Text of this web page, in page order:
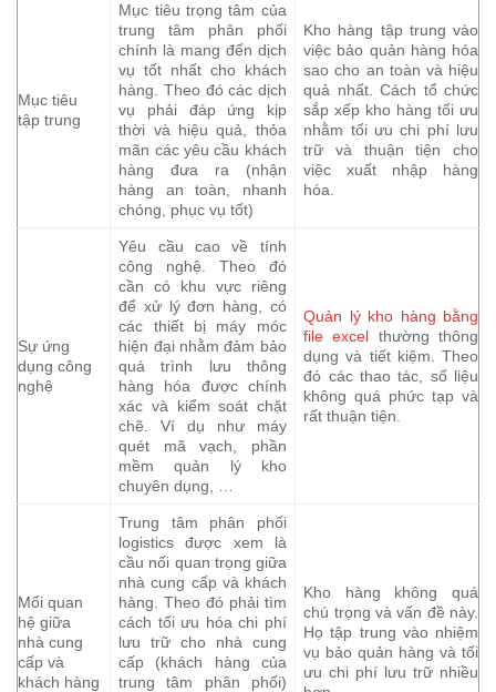
Mục tiêu
tập trung
Mục tiêu trọng tâm của
trung tâm phân phối
chính là mang đến dịch
vụ tốt nhất cho khách
hàng. Theo đó các dịch
vụ phải đáp ứng kịp
thời và hiệu quả, thỏa
mãn các yêu cầu khách
hàng đưa ra (nhận
hàng an toàn, nhanh
chóng, phục vụ tốt)
Kho hàng tập trung vào
việc bảo quản hàng hóa
sao cho an toàn và hiệu
quả nhất. Cách tổ chức
sắp xếp kho hàng tối ưu
nhằm tối ưu chi phí lưu
trữ và thuận tiện cho
việc xuất nhập hàng
hóa.
Sự ứng
dụng công
nghệ
Yêu cầu cao về tính
công nghệ. Theo đó
cần có khu vực riêng
để xử lý đơn hàng, có
các thiết bị máy móc
hiện đại nhằm đảm bảo
quá trình lưu thông
hàng hóa được chính
xác và kiểm soát chặt
chẽ. Ví dụ như máy
quét mã vạch, phần
mềm quản lý kho
chuyên dụng, …
Quản lý kho hàng bằng
file excel thường thông
dụng và tiết kiệm. Theo
đó các thao tác, số liệu
không quá phức tạp và
rất thuận tiện.
Mối quan
hệ giữa
nhà cung
cấp và
khách hàng
Trung tâm phân phối
logistics được xem là
cầu nối quan trọng giữa
nhà cung cấp và khách
hàng. Theo đó phải tìm
cách tối ưu hóa chi phí
lưu trữ cho nhà cung
cấp (khách hàng của
trung tâm phân phối)
Kho hàng không quá
chú trọng và vấn đề này.
Họ tập trung vào nhiệm
vụ bảo quản hàng và tối
ưu chi phí lưu trữ nhiều